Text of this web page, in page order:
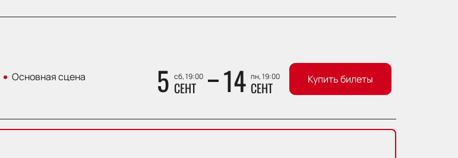
Основная сцена 5 сб, 19:00
СЕНТ 14 пн, 19:00
СЕНТ Купить билеты